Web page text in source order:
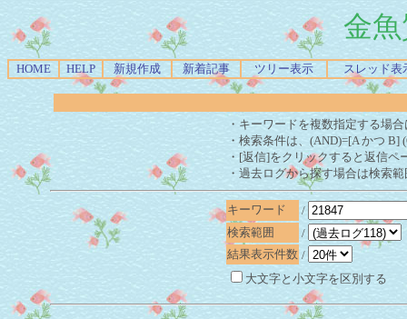
金
HOME HELP 新規作成 新着記事 ツリー表示 スレッド表
・キーワードを複数指定する場
・検索条件は、(AND)=[A かつ
・[返信]をクリックすると返信
・過去ログから探す場合は検索
キーワード
/
検索範囲
/
結果表示件数 /
大文字と小文字を区別する